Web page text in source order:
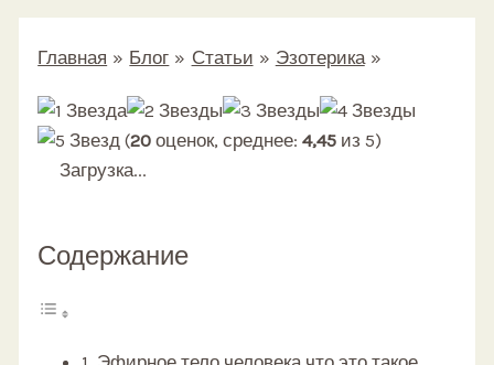
Главная Блог Статьи
Эзотерика
(20 оценок, среднее:4,45 из 5)
Загрузка...
Содержание